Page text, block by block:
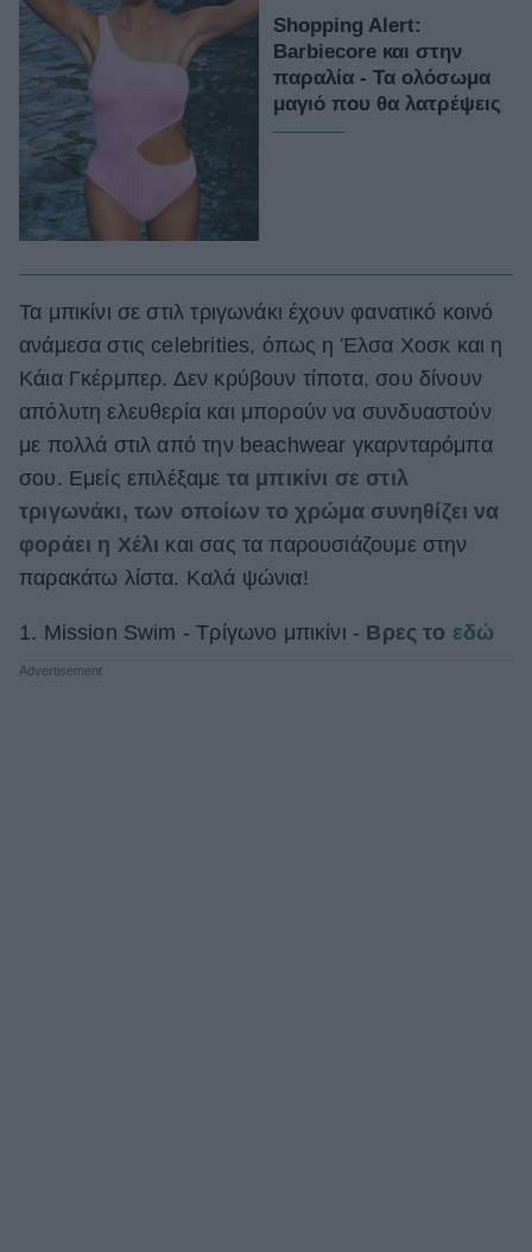
Shopping Alert:
Barbiecore και στην
παραλία - Τα ολόσωμα
μαγιό που θα λατρέψεις
Τα μπικίνι σε στιλ τριγωνάκι έχουν φανατικό κοινό
ανάμεσα στις celebrities, όπως η Έλσα Χοσκ και η
Κάια Γκέρμπερ. Δεν κρύβουν τίποτα, σου δίνουν
απόλυτη ελευθερία και μπορούν να συνδυαστούν
με πολλά στιλ από την beachwear γκαρνταρόμπα
σου. Εμείς επιλέξαμε τα μπικίνι σε στιλ
τριγωνάκι, των οποίων το χρώμα συνηθίζει να
φοράει η Χέλι και σας τα παρουσιάζουμε στην
παρακάτω λίστα. Καλά ψώνια!
1. Mission Swim - Τρίγωνο μπικίνι - Βρες το εδώ